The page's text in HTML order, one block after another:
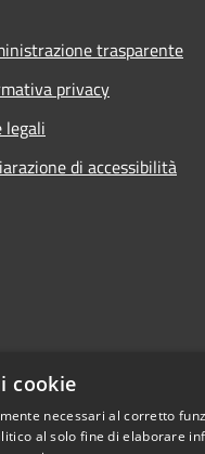
trasparente
privacy
legali
di accessibilità
cookie
necessari al corretto
al solo fine di elaborare